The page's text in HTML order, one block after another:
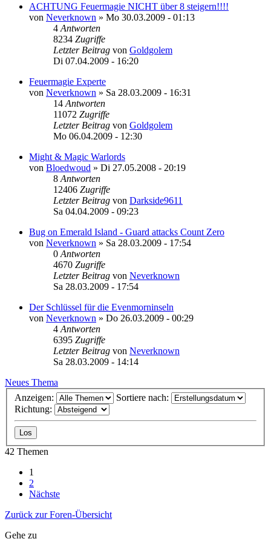
ACHTUNG Feuermagie NICHT über 8 steigern!!!!
von Neverknown » Mo 30.03.2009 - 01:13
4 Antworten
8234 Zugriffe
Letzter Beitrag von Goldgolem
Di 07.04.2009 - 16:20
Feuermagie Experte
von Neverknown » Sa 28.03.2009 - 16:31
14 Antworten
11072 Zugriffe
Letzter Beitrag von Goldgolem
Mo 06.04.2009 - 12:30
Might & Magic Warlords
von Bloedwoud » Di 27.05.2008 - 20:19
8 Antworten
12406 Zugriffe
Letzter Beitrag von Darkside9611
Sa 04.04.2009 - 09:23
Bug on Emerald Island - Guard attacks Count Zero
von Neverknown » Sa 28.03.2009 - 17:54
0 Antworten
4670 Zugriffe
Letzter Beitrag von Neverknown
Sa 28.03.2009 - 17:54
Der Schlüssel für die Evenmorninseln
von Neverknown » Do 26.03.2009 - 00:29
4 Antworten
6395 Zugriffe
Letzter Beitrag von Neverknown
Sa 28.03.2009 - 14:14
Neues Thema
Anzeigen:
Sortiere nach:
Richtung:
42 Themen
1
2
Nächste
Zurück zur Foren-Übersicht
Gehe zu